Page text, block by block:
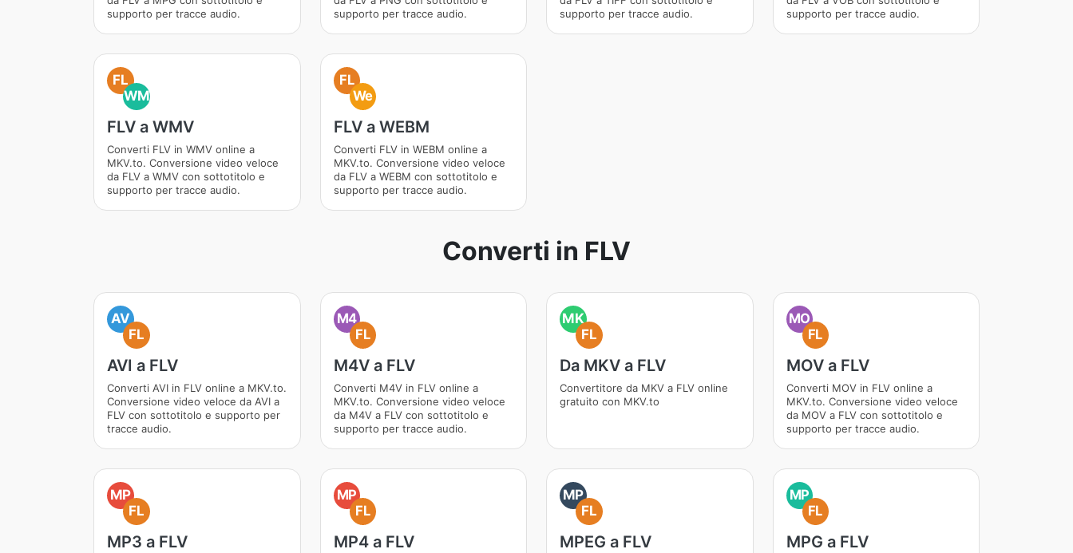
supporto per tracce audio.
supporto per tracce audio.
supporto per tracce audio.
supporto per tracce audio.
FL
WM
FLV a WMV
Converti FLV in WMV online a
MKV.to. Conversione video veloce
da FLV a WMV con sottotitolo e
supporto per tracce audio.
FL
We
FLV a WEBM
Converti FLV in WEBM online a
MKV.to. Conversione video veloce
da FLV a WEBM con sottotitolo e
supporto per tracce audio.
Converti in FLV
AV
FL
AVI a FLV
Converti AVI in FLV online a MKV.to.
Conversione video veloce da AVI a
FLV con sottotitolo e supporto per
tracce audio.
M4
FL
M4V a FLV
Converti M4V in FLV online a
MKV.to. Conversione video veloce
da M4V a FLV con sottotitolo e
supporto per tracce audio.
MK
FL
Da MKV a FLV
Convertitore da MKV a FLV online
gratuito con MKV.to
MO
FL
MOV a FLV
Converti MOV in FLV online a
MKV.to. Conversione video veloce
da MOV a FLV con sottotitolo e
supporto per tracce audio.
MP
FL
MP3 a FLV
MP
FL
MP4 a FLV
MP
FL
MPEG a FLV
MP
FL
MPG a FLV